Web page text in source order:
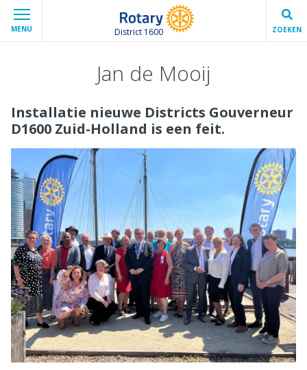
MENU District 1600 ZOEKEN
Jan de Mooij
Installatie nieuwe Districts Gouverneur
D1600 Zuid-Holland is een feit.